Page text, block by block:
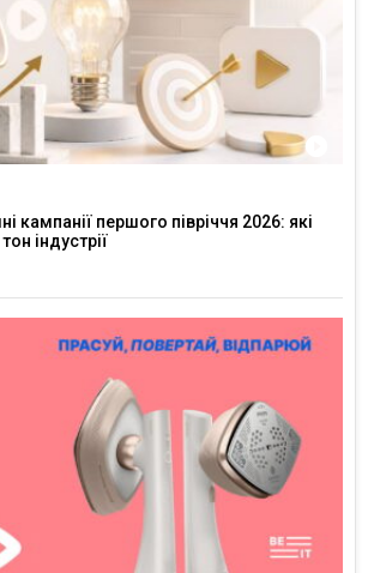
кампанії першого півріччя 2026: які
індустрії